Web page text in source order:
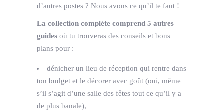
d’autres postes ? Nous avons ce qu’il te faut !
La collection complète comprend 5 autres
guides où tu trouveras des conseils et bons
plans pour :
dénicher un lieu de réception qui rentre dans
ton budget et le décorer avec goût (oui, même
s’il s’agit d’une salle des fêtes tout ce qu’il y a
de plus banale),